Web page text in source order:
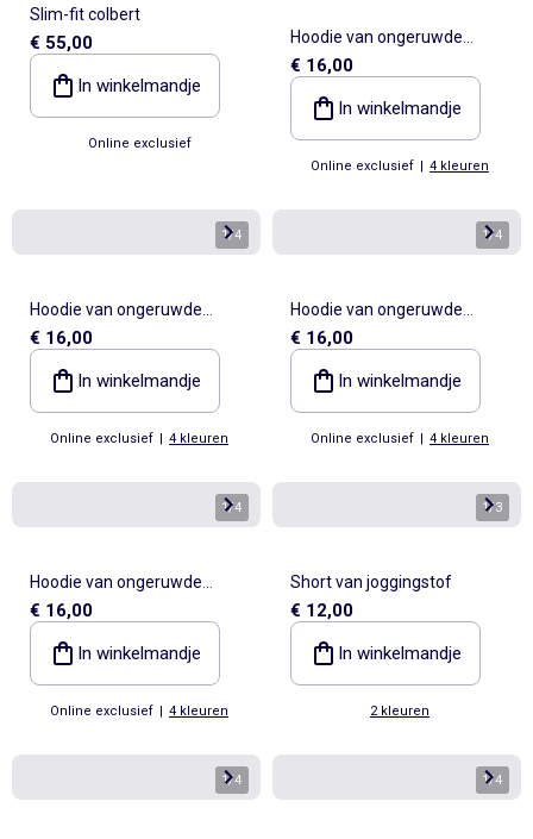
Slim-fit colbert
€ 55,00
In winkelmandje
Online exclusief
Hoodie van ongeruwde
sweatstof
€ 16,00
In winkelmandje
Online exclusief | 4 kleuren
1/4
Hoodie van ongeruwde
sweatstof
€ 16,00
In winkelmandje
Online exclusief | 4 kleuren
1/4
Hoodie van ongeruwde
sweatstof
€ 16,00
In winkelmandje
Online exclusief | 4 kleuren
1/4
Hoodie van ongeruwde
sweatstof
€ 16,00
In winkelmandje
Online exclusief | 4 kleuren
1/3
Short van joggingstof
€ 12,00
In winkelmandje
2 kleuren
1/4 1/4